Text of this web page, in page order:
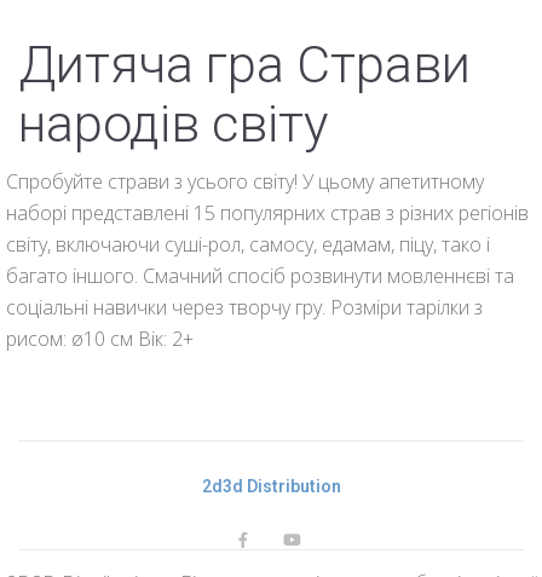
Дитяча гра Страви
народів світу
Спробуйте страви з усього світу! У цьому апетитному
наборі представлені 15 популярних страв з різних регіонів
світу, включаючи суші-рол, самосу, едамам, піцу, тако і
багато іншого. Смачний спосіб розвинути мовленнєві та
соціальні навички через творчу гру. Розміри тарілки з
рисом: ø10 см Вік: 2+
2d3d Distribution